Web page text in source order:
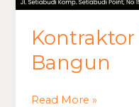
Bangun
Read More »